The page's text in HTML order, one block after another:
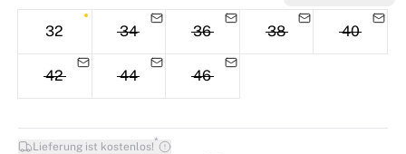
32 34 36 38 40
42 44 46
Lieferung ist kostenlos!*